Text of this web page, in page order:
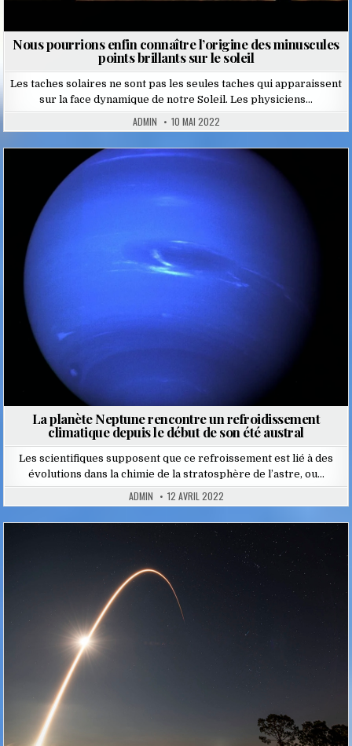
Nous pourrions enfin connaître l’origine des minuscules
points brillants sur le soleil
Les taches solaires ne sont pas les seules taches qui apparaissent
sur la face dynamique de notre Soleil. Les physiciens…
ADMIN 10 MAI 2022
La planète Neptune rencontre un refroidissement
climatique depuis le début de son été austral
Les scientifiques supposent que ce refroissement est lié à des
évolutions dans la chimie de la stratosphère de l’astre, ou…
ADMIN 12 AVRIL 2022
in